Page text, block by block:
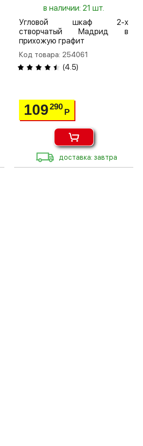
в наличии: 21 шт.
Угловой шкаф 2-х
створчатый Мадрид в
прихожую графит
Код товара: 254061
(4.5)
109290
Р
доставка: завтра